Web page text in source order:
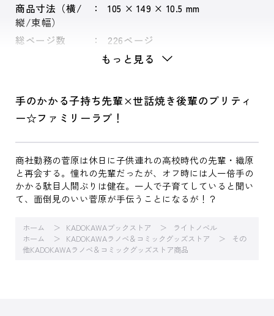
商品寸法（横/
縦/束幅）
105 × 149 × 10.5 mm
総ページ数 226ページ
もっと見る
手のかかる子持ち先輩×世話焼き後輩のプリティ
ー☆ファミリーラブ！
商社勤務の菅原は休日に子供連れの高校時代の先輩・織原
と再会する。憧れの先輩だったが、オフ時には人一倍手の
かかる駄目人間ぶりは健在。一人で子育てしていると聞い
て、面倒見のいい菅原が手伝うことになるが！？
ホーム KADOKAWAブックストア
ライトノベル
ホーム
KADOKAWAラノベ＆コミックグッズストア
その
他KADOKAWAラノベ＆コミックグッズストア商品